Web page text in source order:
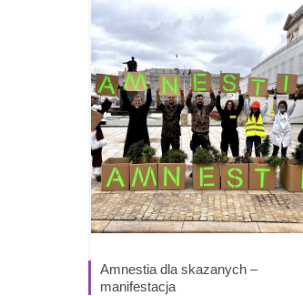
Amnestia dla skazanych –
manifestacja